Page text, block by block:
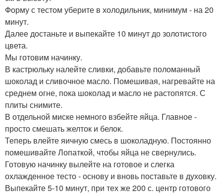
Форму с тестом уберите в холодильник, минимум - на 20
минут.
Далее достаньте и выпекайте 10 минут до золотистого
цвета.
Мы готовим начинку.
В кастрюльку налейте сливки, добавьте поломанный
шоколад и сливочное масло. Помешивая, нагревайте на
среднем огне, пока шоколад и масло не растопятся. С
плиты снимите.
В отдельной миске немного взбейте яйца. Главное -
просто смешать желток и белок.
Теперь влейте яичную смесь в шоколадную. Постоянно
помешивайте Лопаткой, чтобы яйца не свернулись.
Готовую начинку вылейте на готовое и слегка
охлажденное тесто - основу и вновь поставьте в духовку.
Выпекайте 5-10 минут, при тех же 200 с. центр готового